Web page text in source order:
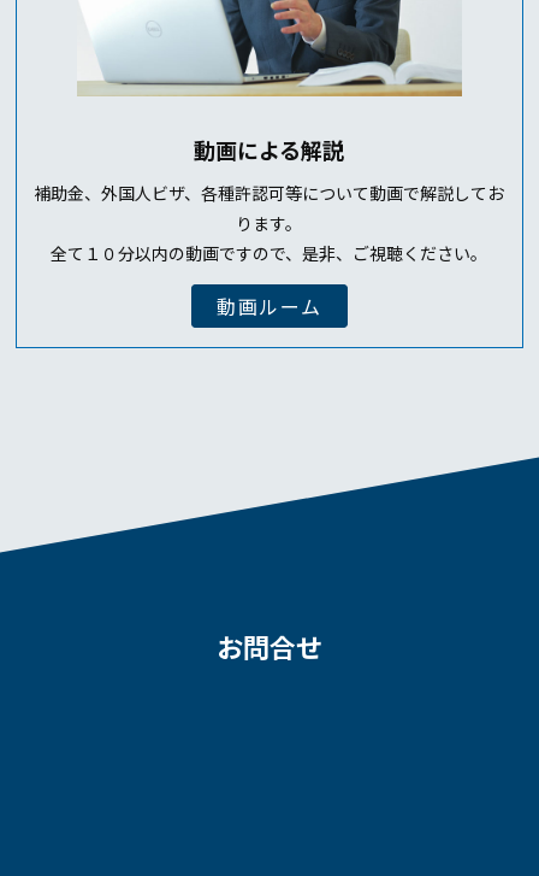
動画による解説
補助金、外国人ビザ、各種許認可等について動画で解説してお
ります。
全て１０分以内の動画ですので、是非、ご視聴ください。
動画ルーム
お問合せ